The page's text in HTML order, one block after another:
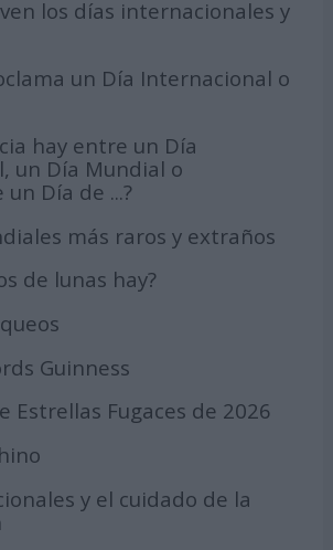
los días internacionales y
un Día Internacional o
hay entre un Día
un Día Mundial o
Día de ...?
más raros y extraños
de lunas hay?
Guinness
Estrellas Fugaces de 2026
y el cuidado de la